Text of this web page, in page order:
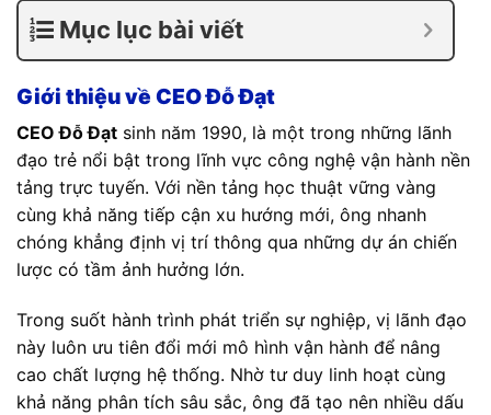
Mục lục bài viết
Giới thiệu về CEO Đỗ Đạt
CEO Đỗ Đạt sinh năm 1990, là một trong những lãnh
đạo trẻ nổi bật trong lĩnh vực công nghệ vận hành nền
tảng trực tuyến. Với nền tảng học thuật vững vàng
cùng khả năng tiếp cận xu hướng mới, ông nhanh
chóng khẳng định vị trí thông qua những dự án chiến
lược có tầm ảnh hưởng lớn.
Trong suốt hành trình phát triển sự nghiệp, vị lãnh đạo
này luôn ưu tiên đổi mới mô hình vận hành để nâng
cao chất lượng hệ thống. Nhờ tư duy linh hoạt cùng
khả năng phân tích sâu sắc, ông đã tạo nên nhiều dấu